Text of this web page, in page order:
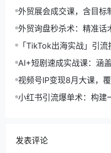
玩法、24小时自动盈利
外贸展会成交课，含目标
交，系统化SOP提升参展
外贸询盘秒杀术：精准话
月询盘转化率提升200%
「TikTok出海实战」引
单月变现10万+秘籍
AI+短剧速成实战课：涵
现，单部剧收益破万
视频号IP变现8月大课，
取+合规运营+商业转化
小红书引流爆单术：构建
发表评论